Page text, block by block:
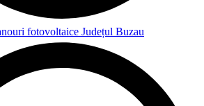
fotovoltaice Județul Buzau